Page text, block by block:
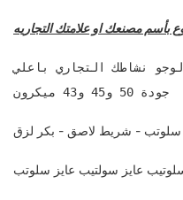
بأسم مصنعك او علامتك التجاريه
نشاطك التجاري باعلي
جودة 50 و45 و43 ميكرون
- شريط لاصق - بكر لزق
عايز سولتيب عايز سلوتب